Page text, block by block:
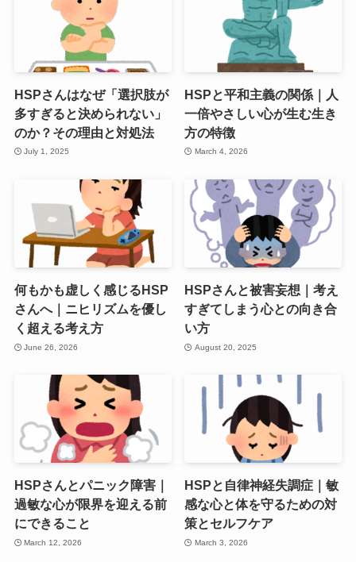
HSPさんはなぜ「選択肢が
多すぎると決められない」
のか？その理由と対処法
July 1, 2025
HSPと平和主義の関係｜人
一倍やさしい心が生む生き
方の特徴
March 4, 2026
何もかも虚しく感じるHSP
さんへ｜ニヒリズムを優し
く超える考え方
June 26, 2026
HSPさんと被害妄想｜考え
すぎてしまう心との向き合
い方
August 20, 2025
HSPさんとパニック障害｜
過敏な心が限界を迎える前
にできること
March 12, 2026
HSPと自律神経失調症｜敏
感な心と体を守るための対
策とセルフケア
March 3, 2026